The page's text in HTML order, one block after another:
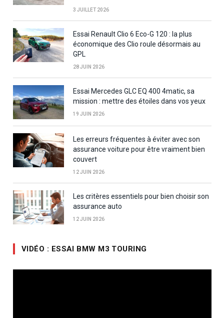
3 JUILLET 2026
Essai Renault Clio 6 Eco-G 120 : la plus
économique des Clio roule désormais au
GPL
28 JUIN 2026
Essai Mercedes GLC EQ 400 4matic, sa
mission : mettre des étoiles dans vos yeux
19 JUIN 2026
Les erreurs fréquentes à éviter avec son
assurance voiture pour être vraiment bien
couvert
12 JUIN 2026
Les critères essentiels pour bien choisir son
assurance auto
12 JUIN 2026
VIDÉO : ESSAI BMW M3 TOURING